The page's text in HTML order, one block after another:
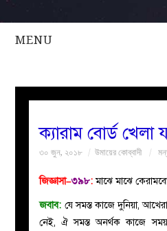
MENU
সকল
নারীদের
ক্যারাম বোর্ড খেলা
৩০ জুন, ২০১৮ উমায়ের কোব্বাদী
জিজ্ঞাসা–৩৯৮: মাঝে মাঝে
জবাব: যে সমস্ত কাজে দুনিয়া,
নেই, ঐ সমস্ত অনর্থক কাজে সময়